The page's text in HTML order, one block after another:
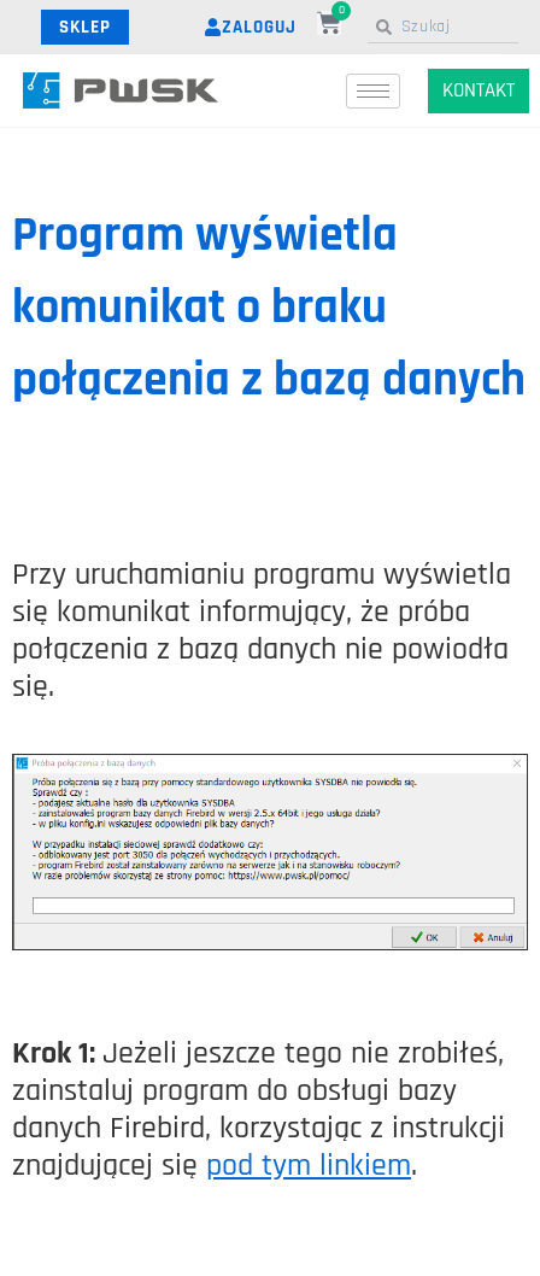
SKLEP ZALOGUJ
0
KONTAKT
Program wyświetla
komunikat o braku
połączenia z bazą danych
Przy uruchamianiu programu wyświetla
się komunikat informujący, że próba
połączenia z bazą danych nie powiodła
się.
Krok 1: Jeżeli jeszcze tego nie zrobiłeś,
zainstaluj program do obsługi bazy
danych Firebird, korzystając z instrukcji
znajdującej się pod tym linkiem.